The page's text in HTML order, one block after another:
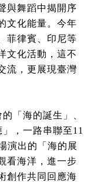
與舞蹈中揭開序
文化能量。今年
菲律賓、印尼等
文化活動，這不
流，更展現臺灣
「海的誕生」、
，一路串聯至11
演出的「海的展
看海洋，進一步
創作共同回應海